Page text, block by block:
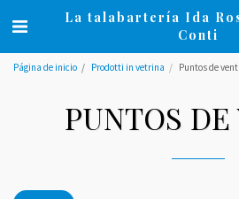
La talabartería Ida
Conti
Página de inicio Prodotti in vetrina Puntos de
PUNTOS